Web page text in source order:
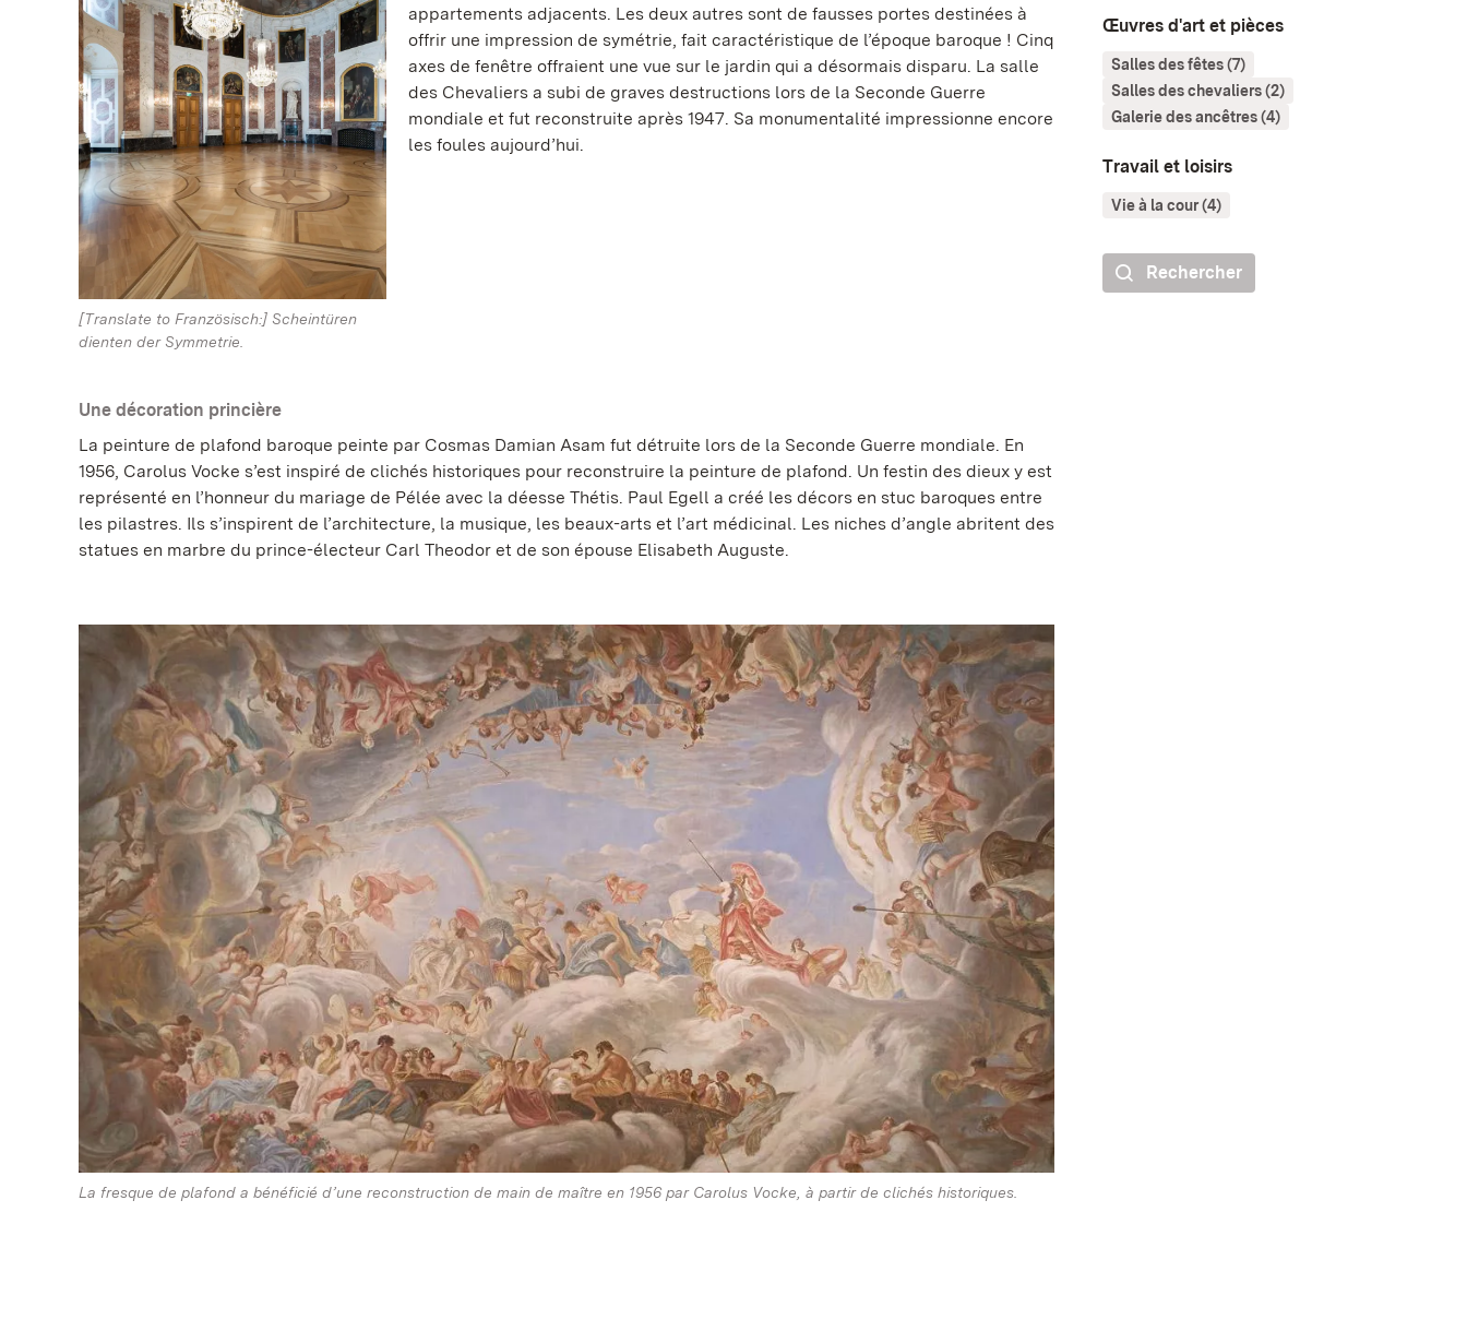
[Translate to Französisch:] Scheintüren
dienten der Symmetrie.
appartements adjacents. Les deux autres sont de fausses portes destinées à
offrir une impression de symétrie, fait caractéristique de l’époque baroque ! Cinq
axes de fenêtre offraient une vue sur le jardin qui a désormais disparu. La salle
des Chevaliers a subi de graves destructions lors de la Seconde Guerre
mondiale et fut reconstruite après 1947. Sa monumentalité impressionne encore
les foules aujourd’hui.
Une décoration princière
La peinture de plafond baroque peinte par Cosmas Damian Asam fut détruite lors de la Seconde Guerre mondiale. En
1956, Carolus Vocke s’est inspiré de clichés historiques pour reconstruire la peinture de plafond. Un festin des dieux y est
représenté en l’honneur du mariage de Pélée avec la déesse Thétis. Paul Egell a créé les décors en stuc baroques entre
les pilastres. Ils s’inspirent de l’architecture, la musique, les beaux-arts et l’art médicinal. Les niches d’angle abritent des
statues en marbre du prince-électeur Carl Theodor et de son épouse Elisabeth Auguste.
La fresque de plafond a bénéficié d’une reconstruction de main de maître en 1956 par Carolus Vocke, à partir de clichés historiques.
Œuvres d'art et pièces
Salles des fêtes (7)
Salles des chevaliers (2)
Galerie des ancêtres (4)
Travail et loisirs
Vie à la cour (4)
Rechercher